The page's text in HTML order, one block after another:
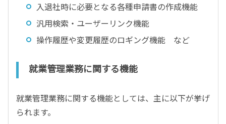
入退社時に必要となる各種申請書の作成機能
汎用検索・ユーザーリンク機能
操作履歴や変更履歴のロギング機能 など
就業管理業務に関する機能
就業管理業務に関する機能としては、主に以下が挙げ
られます。